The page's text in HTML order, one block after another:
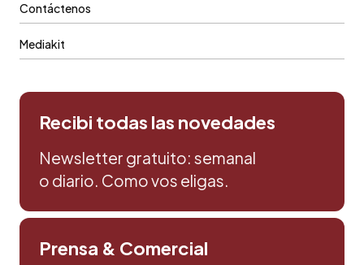
Contáctenos
Mediakit
Recibi todas las novedades
Newsletter gratuito: semanal
o diario. Como vos eligas.
Prensa & Comercial